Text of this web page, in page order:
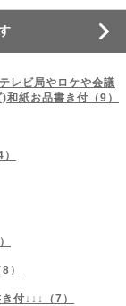
レビ局やロケや会議
紙お品書き付（9）
）
付↓↓↓（7）